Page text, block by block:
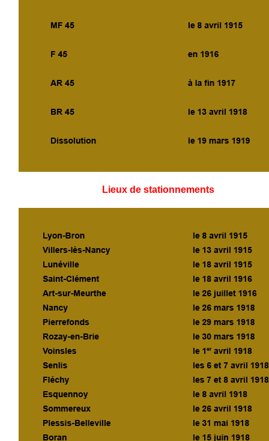
Lieux de stationnements